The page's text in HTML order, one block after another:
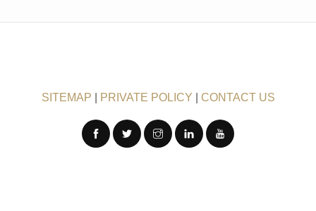
SITEMAP PRIVATE POLICY CONTACT US